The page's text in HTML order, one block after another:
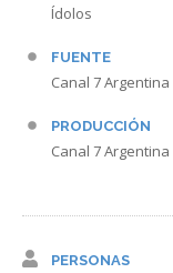
Ídolos
FUENTE
Canal 7 Argentina
PRODUCCIÓN
Canal 7 Argentina
PERSONAS